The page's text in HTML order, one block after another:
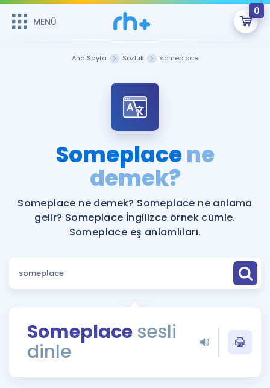
MENÜ
0
Şifremi Hatırlamıyorum
Sepetin Şu An Boş.
Remzi Hoca ile seni sınava hazırlayacak onlarca eğitim seni
bekliyor!
MENÜ
Katılımcı Görüşleri
Faydalı Araçlar
Ücretsiz Kaynaklar
Puan Hesaplama
ÖSYM Sınav Takvimi
Kampanyalar
İngilizce Gramer
Ana Sayfa Sözlük someplace
Someplacene
demek?
Someplace ne demek? Someplace ne anlama
gelir? Someplace İngilizce örnek cümle.
Someplace eş anlamlıları.
Someplace sesli
dinle